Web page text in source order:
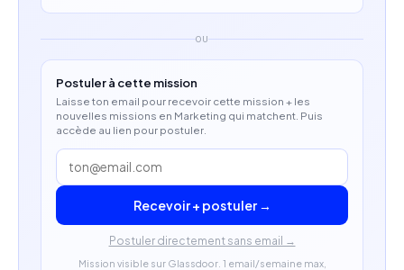
OU
Postuler à cette mission
Laisse ton email pour recevoir cette mission + les
nouvelles missions en Marketing qui matchent. Puis
accède au lien pour postuler.
Recevoir + postuler →
Postuler directement sans email →
Mission visible sur Glassdoor. 1 email/semaine max,